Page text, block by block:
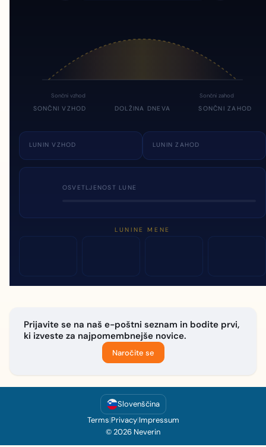
Sončni vzhod Sončni zahod
SONČNI VZHOD DOLŽINA DNEVA SONČNI ZAHOD
LUNIN VZHOD LUNIN ZAHOD
OSVETLJENOST LUNE
LUNINE MENE
Prijavite se na naš e-poštni seznam in bodite prvi,
ki izveste za najpomembnejše novice.
Naročite se
Slovenščina
Terms|Privacy|Impressum
© 2026 Neverin